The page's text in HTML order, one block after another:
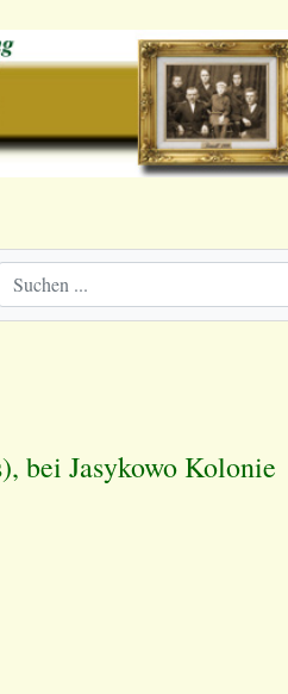
bei Jasykowo Kolonie